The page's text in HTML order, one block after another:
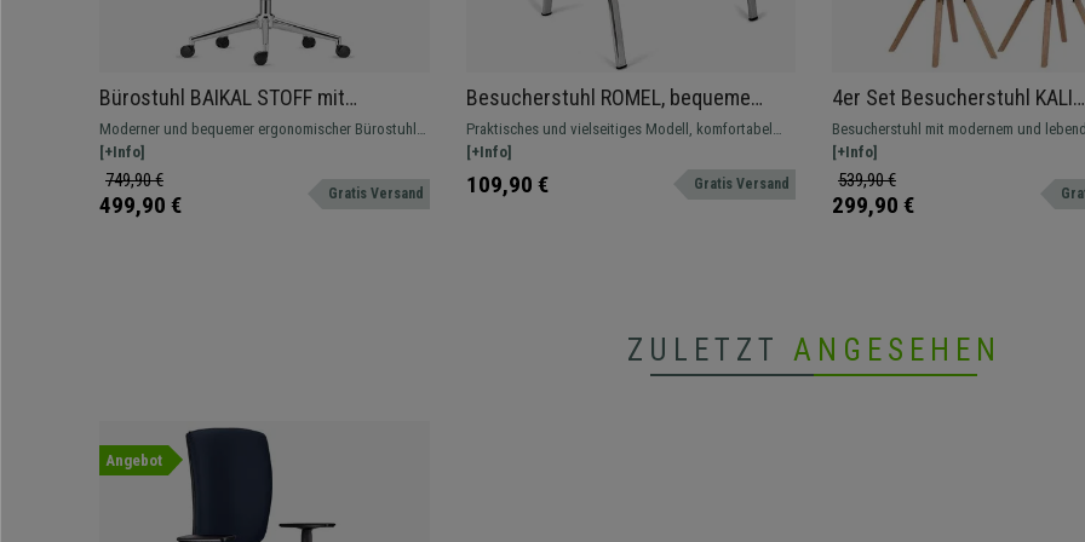
Bürostuhl BAIKAL STOFF mit
Metallfußkreuz, verstellbare
Armlehnen, Lordosenstütze, Farbe
Burgund
Moderner und bequemer ergonomischer Bürostuhl,
das perfekte Modell für die Profinutzung, sehr
widerstandsfähig und bequem. In jeder Hinsicht
komfortabel.
[+Info]
749,90 €
499,90 € Gratis Versand
Besucherstuhl ROMEL, bequeme
Polsterung, stapelbar, verchromte
Stuhlbeine, Stoffbezug, Farbe Grün
Praktisches und vielseitiges Modell, komfortabel
und robust, in verschiedenen Farben und Versionen
erhältlich.
[+Info]
109,90 € Gratis Versand
4er Set Besucherstuhl KALI
KUNSTLEDER, Stuhlbeine aus
Buchenholz, bequem
Sitzschale, Kunstleder, Farbe
Besucherstuhl mit modernem und
Design, bequem gepolstert, mit
Buchenholz. In verschiedenen
Farben erhältlich.
[+Info]
539,90 €
299,90 €
ZULETZT ANGESEHEN
Angebot